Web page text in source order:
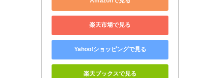
楽天市場で見る
Yahoo!ショッピングで見る
楽天ブックスで見る